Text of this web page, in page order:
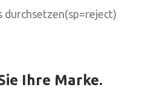
durchsetzen(sp=reject)
Ihre Marke.